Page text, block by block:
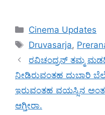
Categories
Cinema Updates
Tags
Druvasarja,
ರವಿಚಂದ್ರನ್ ತಮ್ಮ
ನೀಡಿರುವಂತಹ ದುಬಾರಿ
ಇರುವಂತಹ ವಯಸ್ಸಿನ
ಆಗ್ತೀರಾ.